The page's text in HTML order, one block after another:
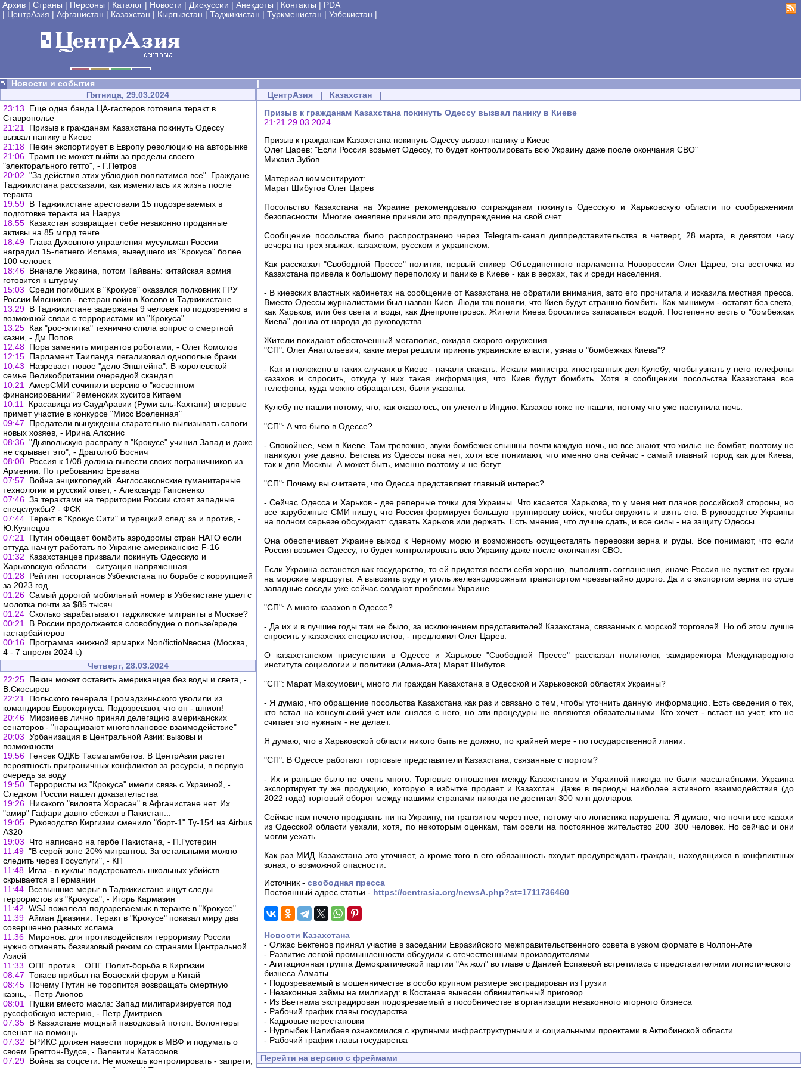
Архив | Страны | Персоны | Каталог | Новости | Дискуссии | Анекдоты | Контакты | PDA
| ЦентрАзия | Афганистан | Казахстан | Кыргызстан | Таджикистан | Туркменистан | Узбекистан |
Новости и события
|
Пятница, 29.03.2024
23:13
Еще одна банда ЦА-гастеров готовила теракт в
Ставрополье
21:21
Призыв к гражданам Казахстана покинуть Одессу
вызвал панику в Киеве
21:18 Пекин экспортирует в Европу революцию на авторынке
21:06 Трамп не может выйти за пределы своего
"электорального гетто", - Г.Петров
20:02 "За действия этих ублюдков поплатимся все". Граждане
Таджикистана рассказали, как изменилась их жизнь после
теракта
19:59 В Таджикистане арестовали 15 подозреваемых в
подготовке теракта на Навруз
18:55 Казахстан возвращает себе незаконно проданные
активы на 85 млрд тенге
18:49 Глава Духовного управления мусульман России
наградил 15-летнего Ислама, выведшего из "Крокуса" более
100 человек
18:46 Вначале Украина, потом Тайвань: китайская армия
готовится к штурму
15:03 Среди погибших в "Крокусе" оказался полковник ГРУ
России Мясников - ветеран войн в Косово и Таджикистане
13:29 В Таджикистане задержаны 9 человек по подозрению в
возможной связи с террористами из "Крокуса"
13:25 Как "рос-элитка" технично слила вопрос о смертной
казни, - Дм.Попов
12:48 Пора заменить мигрантов роботами, - Олег Комолов
12:15 Парламент Таиланда легализовал однополые браки
10:43
Назревает новое "дело Эпштейна". В королевской
семье Великобритании очередной скандал
10:21
АмерСМИ сочинили версию о "косвенном
финансировании" йеменских хуситов Китаем
10:11
Красавица из СаудАравии (Руми аль-Кахтани) впервые
примет участие в конкурсе "Мисс Вселенная"
09:47
Предатели вынуждены старательно вылизывать сапоги
новых хозяев, - Ирина Алкснис
08:36 "Дьявольскую расправу в "Крокусе" учинил Запад и даже
не скрывает это", - Драголюб Боснич
08:08 Россия к 1/08 должна вывести своих пограничников из
Армении. По требованию Еревана
07:57
Война энциклопедий. Англосаксонские гуманитарные
технологии и русский ответ, - Александр Гапоненко
07:46 За терактами на территории России стоят западные
спецслужбы? - ФСК
07:44 Теракт в "Крокус Сити" и турецкий след: за и против, -
Ю.Кузнецов
07:21
Путин обещает бомбить аэродромы стран НАТО если
оттуда начнут работать по Украине американские F-16
01:32
Казахстанцев призвали покинуть Одесскую и
Харьковскую области – ситуация напряженная
01:28 Рейтинг госорганов Узбекистана по борьбе с коррупцией
за 2023 год
01:26 Самый дорогой мобильный номер в Узбекистане ушел с
молотка почти за $85 тысяч
01:24 Сколько зарабатывают таджикские мигранты в Москве?
00:21
В России продолжается словоблудие о пользе/вреде
гастарбайтеров
00:16 Программа книжной ярмарки Non/fictioNвесна (Москва,
4 - 7 апреля 2024 г.)
Четверг, 28.03.2024
22:25 Пекин может оставить американцев без воды и света, -
В.Скосырев
22:21
Польского генерала Громадзиньского уволили из
командиров Еврокорпуса. Подозревают, что он - шпион!
20:46 Мирзиеев лично принял делегацию американских
сенаторов - "наращивают многоплановое взаимодействие"
20:03 Урбанизация в Центральной Азии: вызовы и
возможности
19:56 Генсек ОДКБ Тасмагамбетов: В ЦентрАзии растет
вероятность приграничных конфликтов за ресурсы, в первую
очередь за воду
19:50 Террористы из "Крокуса" имели связь с Украиной, -
Следком России нашел доказательства
19:26 Никакого "вилоята Хорасан" в Афганистане нет. Их
"амир" Гафари давно сбежал в Пакистан...
19:05 Руководство Киргизии сменило "борт-1" Ту-154 на Airbus
A320
19:03
Что написано на гербе Пакистана, - П.Густерин
11:49 "В серой зоне 20% мигрантов. За остальными можно
следить через Госуслуги", - КП
11:48 Игла - в куклы: подстрекатель школьных убийств
скрывается в Германии
11:44 Всевышние меры: в Таджикистане ищут следы
террористов из "Крокуса", - Игорь Кармазин
11:42 WSJ пожалела подозреваемых в теракте в "Крокусе"
11:39 Айман Джазини: Теракт в "Крокусе" показал миру два
совершенно разных ислама
11:36 Миронов: для противодействия терроризму России
нужно отменять безвизовый режим со странами Центральной
Азией
11:33 ОПГ против... ОПГ. Полит-борьба в Киргизии
08:47 Токаев прибыл на Боаоский форум в Китай
08:45 Почему Путин не торопится возвращать смертную
казнь, - Петр Акопов
08:01
Пушки вместо масла: Запад милитаризируется под
русофобскую истерию, - Петр Дмитриев
07:35 В Казахстане мощный паводковый потоп. Волонтеры
спешат на помощь
07:32
БРИКС должен навести порядок в МВФ и подумать о
своем Бреттон-Вудсе, - Валентин Катасонов
07:29 Война за соцсети. Не можешь контролировать - запрети,
ЦентрАзия | Казахстан |
Призыв к гражданам Казахстана покинуть Одессу вызвал панику в Киеве
21:21 29.03.2024
Призыв к гражданам Казахстана покинуть Одессу вызвал панику в Киеве
Олег Царев: "Если Россия возьмет Одессу, то будет контролировать всю Украину даже после окончания СВО"
Михаил Зубов
Материал комментируют:
Марат Шибутов Олег Царев
Посольство Казахстана на Украине рекомендовало согражданам покинуть Одесскую и Харьковскую области по соображениям
безопасности. Многие киевляне приняли это предупреждение на свой счет.
Сообщение посольства было распространено через Telegram-канал диппредставительства в четверг, 28 марта, в девятом часу
вечера на трех языках: казахском, русском и украинском.
Как рассказал "Свободной Прессе" политик, первый спикер Объединенного парламента Новороссии Олег Царев, эта весточка из
Казахстана привела к большому переполоху и панике в Киеве - как в верхах, так и среди населения.
- В киевских властных кабинетах на сообщение от Казахстана не обратили внимания, зато его прочитала и исказила местная пресса.
Вместо Одессы журналистами был назван Киев. Люди так поняли, что Киев будут страшно бомбить. Как минимум - оставят без света,
как Харьков, или без света и воды, как Днепропетровск. Жители Киева бросились запасаться водой. Постепенно весть о "бомбежкак
Киева" дошла от народа до руководства.
Жители покидают обесточенный мегаполис, ожидая скорого окружения
"СП": Олег Анатольевич, какие меры решили принять украинские власти, узнав о "бомбежках Киева"?
- Как и положено в таких случаях в Киеве - начали скакать. Искали министра иностранных дел Кулебу, чтобы узнать у него телефоны
казахов и спросить, откуда у них такая информация, что Киев будут бомбить. Хотя в сообщении посольства Казахстана все
телефоны, куда можно обращаться, были указаны.
Кулебу не нашли потому, что, как оказалось, он улетел в Индию. Казахов тоже не нашли, потому что уже наступила ночь.
"СП": А что было в Одессе?
- Спокойнее, чем в Киеве. Там тревожно, звуки бомбежек слышны почти каждую ночь, но все знают, что жилье не бомбят, поэтому не
паникуют уже давно. Бегства из Одессы пока нет, хотя все понимают, что именно она сейчас - самый главный город как для Киева,
так и для Москвы. А может быть, именно поэтому и не бегут.
"СП": Почему вы считаете, что Одесса представляет главный интерес?
- Сейчас Одесса и Харьков - две реперные точки для Украины. Что касается Харькова, то у меня нет планов российской стороны, но
все зарубежные СМИ пишут, что Россия формирует большую группировку войск, чтобы окружить и взять его. В руководстве Украины
на полном серьезе обсуждают: сдавать Харьков или держать. Есть мнение, что лучше сдать, и все силы - на защиту Одессы.
Она обеспечивает Украине выход к Черному морю и возможность осуществлять перевозки зерна и руды. Все понимают, что если
Россия возьмет Одессу, то будет контролировать всю Украину даже после окончания СВО.
Если Украина останется как государство, то ей придется вести себя хорошо, выполнять соглашения, иначе Россия не пустит ее грузы
на морские маршруты. А вывозить руду и уголь железнодорожным транспортом чрезвычайно дорого. Да и с экспортом зерна по суше
западные соседи уже сейчас создают проблемы Украине.
"СП": А много казахов в Одессе?
- Да их и в лучшие годы там не было, за исключением представителей Казахстана, связанных с морской торговлей. Но об этом лучше
спросить у казахских специалистов, - предложил Олег Царев.
О казахстанском присутствии в Одессе и Харькове "Свободной Прессе" рассказал политолог, замдиректора Международного
института социологии и политики (Алма-Ата) Марат Шибутов.
"СП": Марат Максумович, много ли граждан Казахстана в Одесской и Харьковской областях Украины?
- Я думаю, что обращение посольства Казахстана как раз и связано с тем, чтобы уточнить данную информацию. Есть сведения о тех,
кто встал на консульский учет или снялся с него, но эти процедуры не являются обязательными. Кто хочет - встает на учет, кто не
считает это нужным - не делает.
Я думаю, что в Харьковской области никого быть не должно, по крайней мере - по государственной линии.
"СП": В Одессе работают торговые представители Казахстана, связанные с портом?
- Их и раньше было не очень много. Торговые отношения между Казахстаном и Украиной никогда не были масштабными: Украина
экспортирует ту же продукцию, которую в избытке продает и Казахстан. Даже в периоды наиболее активного взаимодействия (до
2022 года) торговый оборот между нашими странами никогда не достигал 300 млн долларов.
Сейчас нам нечего продавать ни на Украину, ни транзитом через нее, потому что логистика нарушена. Я думаю, что почти все казахи
из Одесской области уехали, хотя, по некоторым оценкам, там осели на постоянное жительство 200−300 человек. Но сейчас и они
могли уехать.
Как раз МИД Казахстана это уточняет, а кроме того в его обязанность входит предупреждать граждан, находящихся в конфликтных
зонах, о возможной опасности.
Источник - свободная пресса
Постоянный адрес статьи - https://centrasia.org/newsA.php?st=1711736460
Новости Казахстана
- Олжас Бектенов принял участие в заседании Евразийского межправительственного совета в узком формате в Чолпон-Ате
- Развитие легкой промышленности обсудили с отечественными производителями
- Агитационная группа Демократической партии "Ак жол" во главе с Данией Еспаевой встретилась с представителями логистического
бизнеса Алматы
- Подозреваемый в мошенничестве в особо крупном размере экстрадирован из Грузии
- Незаконные займы на миллиард: в Костанае вынесен обвинительный приговор
- Из Вьетнама экстрадирован подозреваемый в пособничестве в организации незаконного игорного бизнеса
- Рабочий график главы государства
- Кадровые перестановки
- Нурлыбек Налибаев ознакомился с крупными инфраструктурными и социальными проектами в Актюбинской области
- Рабочий график главы государства
Перейти на версию с фреймами